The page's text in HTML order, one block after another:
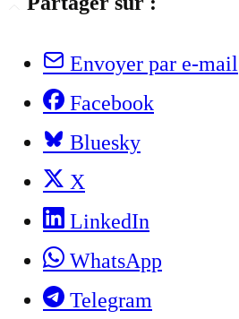
Envoyer par e-mail
Facebook
Bluesky
X
LinkedIn
WhatsApp
Telegram